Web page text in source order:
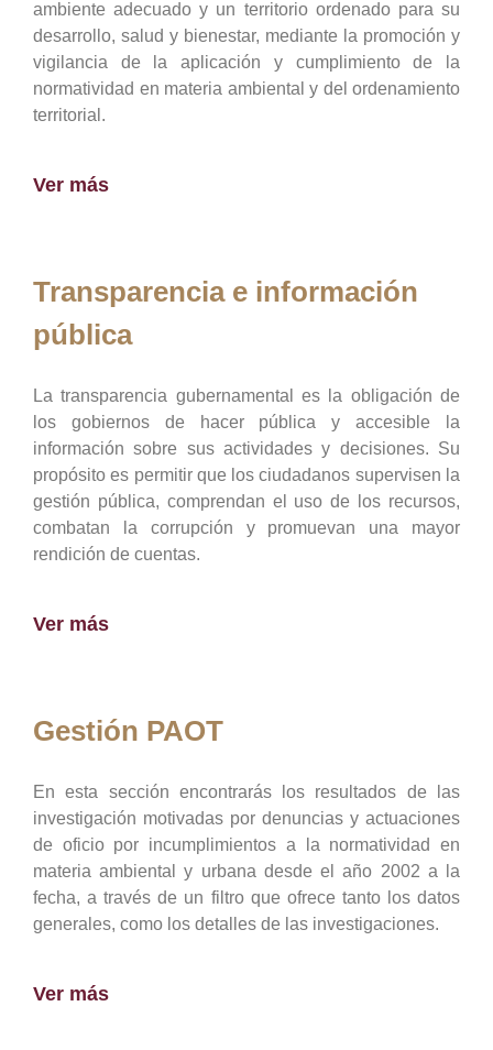
ambiente adecuado y un territorio ordenado para su
desarrollo, salud y bienestar, mediante la promoción y
vigilancia de la aplicación y cumplimiento de la
normatividad en materia ambiental y del ordenamiento
territorial.
Ver más
Transparencia e información
pública
La transparencia gubernamental es la obligación de
los gobiernos de hacer pública y accesible la
información sobre sus actividades y decisiones. Su
propósito es permitir que los ciudadanos supervisen la
gestión pública, comprendan el uso de los recursos,
combatan la corrupción y promuevan una mayor
rendición de cuentas.
Ver más
Gestión PAOT
En esta sección encontrarás los resultados de las
investigación motivadas por denuncias y actuaciones
de oficio por incumplimientos a la normatividad en
materia ambiental y urbana desde el año 2002 a la
fecha, a través de un filtro que ofrece tanto los datos
generales, como los detalles de las investigaciones.
Ver más